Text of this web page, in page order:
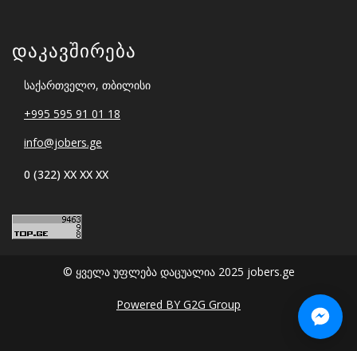
Დაკავშირება
საქართველო, თბილისი
+995 595 91 01 18
info@jobers.ge
0 (322) XX XX XX
© ყველა უფლება დაცუალია 2025 jobers.ge
Powered BY G2G Group